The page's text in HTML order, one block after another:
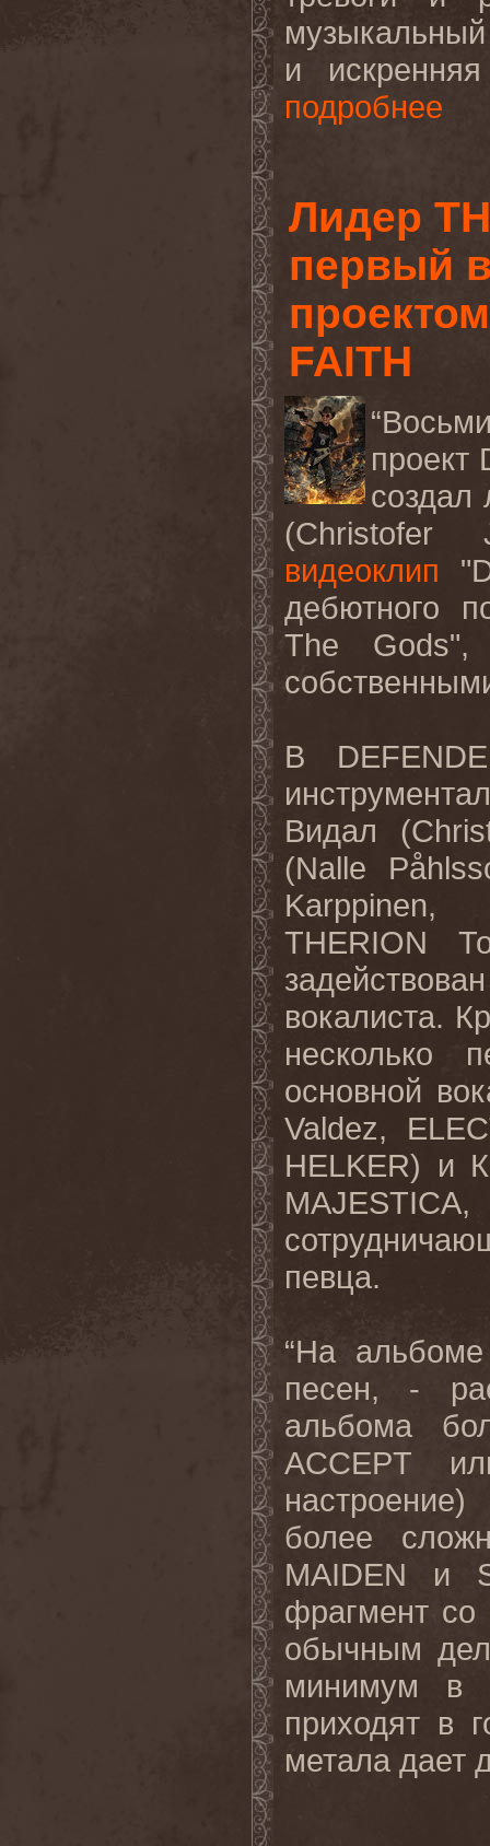
музыкальный
и
подробнее
Лидер
первый
FAITH
проект
создал
(Christofer
видеоклип
дебютного
The
В
Видал
(Nalle
Karppinen,
THERION
вокалиста.
несколько
основной
Valdez,
HELKER) и
певца.
“На альбоме
песен, -
альбома
ACCEPT
более
MAIDEN и
фрагмент
обычным
минимум в
приходят в
метала дает